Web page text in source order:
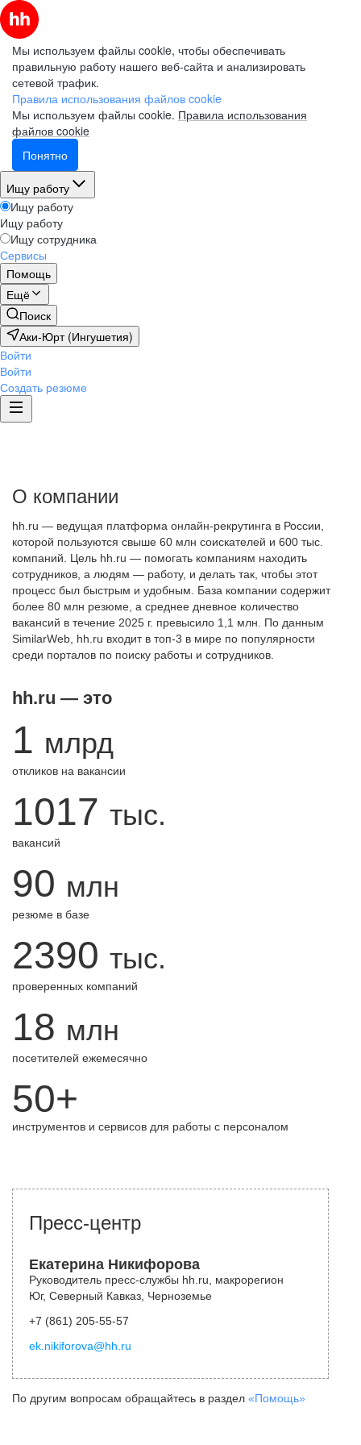
Мы используем файлы cookie, чтобы обеспечивать
правильную работу нашего веб-сайта и анализировать
сетевой трафик.
Правила использования файлов cookie
Мы используем файлы cookie. Правила использования
файлов cookie
Понятно
Ищу работу
Ищу работу
Ищу работу
Ищу сотрудника
Сервисы
Помощь
Ещё
Поиск
Аки-Юрт (Ингушетия)
Войти
Войти
Создать резюме
О компании
hh.ru — ведущая платформа онлайн-рекрутинга в России,
которой пользуются свыше 60 млн соискателей и 600 тыс.
компаний. Цель hh.ru — помогать компаниям находить
сотрудников, а людям — работу, и делать так, чтобы этот
процесс был быстрым и удобным. База компании содержит
более 80 млн резюме, а среднее дневное количество
вакансий в течение 2025 г. превысило 1,1 млн. По данным
SimilarWeb, hh.ru входит в топ-3 в мире по популярности
среди порталов по поиску работы и сотрудников.
hh.ru — это
1 млрд
откликов на вакансии
1017 тыс.
вакансий
90 млн
резюме в базе
2390 тыс.
проверенных компаний
18 млн
посетителей ежемесячно
50+
инструментов и сервисов для работы с персоналом
Пресс-центр
Екатерина Никифорова
Руководитель пресс-службы hh.ru, макрорегион
Юг, Северный Кавказ, Черноземье
+7 (861) 205-55-57
ek.nikiforova@hh.ru
По другим вопросам обращайтесь в раздел «Помощь»